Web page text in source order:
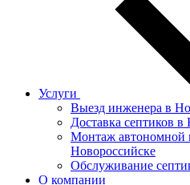
Услуги
Выезд инженера в
Доставка септиков в
Монтаж автономной
Новороссийске
Обслуживание
О компании